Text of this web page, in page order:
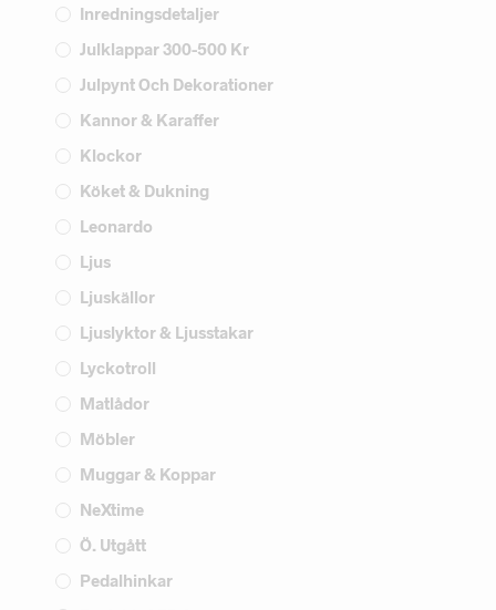
Inredningsdetaljer
Julklappar 300-500 Kr
Julpynt Och Dekorationer
Kannor & Karaffer
Klockor
Köket & Dukning
Leonardo
Ljus
Ljuskällor
Ljuslyktor & Ljusstakar
Lyckotroll
Matlådor
Möbler
Muggar & Koppar
NeXtime
Ö. Utgått
Pedalhinkar